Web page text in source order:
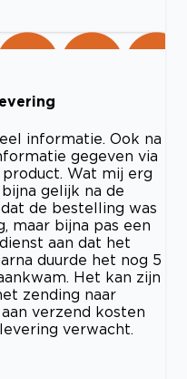
informatie. Ook na
gegeven via
Wat mij erg
gelijk na de
de bestelling was
maar bijna pas een
aan dat het
duurde het nog 5
Het kan zijn
zending naar
verzend kosten
verwacht.